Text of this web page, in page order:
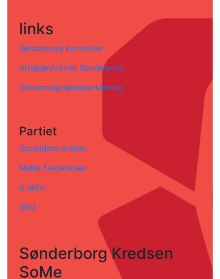
links
Sønderborg kommune
ArbejderArkivet Sønderborg
Gennemsigtighedserklæring
Partiet
Socialdemokratiet
Mette Frederiksen
S-aktiv
DSU
Sønderborg Kredsen
SoMe